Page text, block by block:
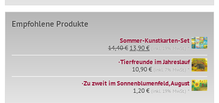
Empfohlene Produkte
Sommer-Kunstkarten-Set
14,40€ Ursprünglicher
Preis
war:
14,40 €
13,90€Aktueller
Preis
ist:
13,90 €.
(inkl. 19% MwSt.) *
∙Tierfreunde im Jahreslauf
10,90€ (inkl. 7% MwSt.) *
∙Zu zweit im Sonnenblumenfeld, August
1,20€ (inkl. 19% MwSt.) *